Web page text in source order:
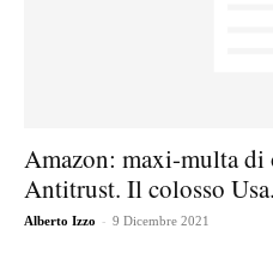
Amazon: maxi-multa
Antitrust. Il colosso
Alberto Izzo - 9 Dicembre 2021